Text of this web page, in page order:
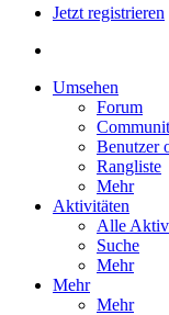
Jetzt registrieren
Umsehen
Forum
Benutzer
Rangliste
Mehr
Aktivitäten
Alle
Suche
Mehr
Mehr
Mehr